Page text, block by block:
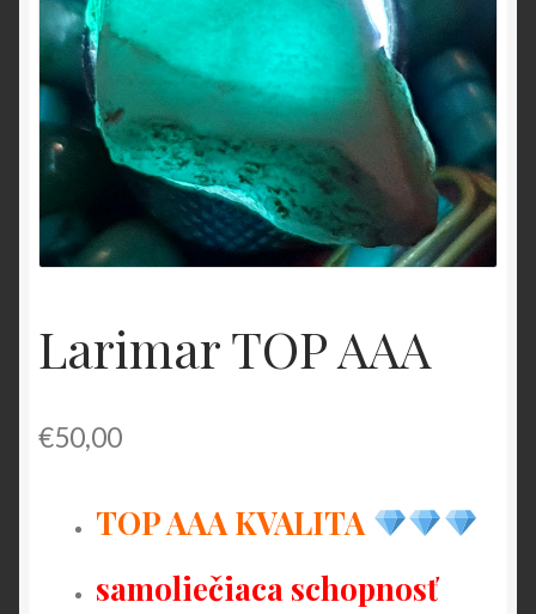
O nás
OBCHODNÉ PODMIENKY
Zásady ochrany osobných údajov
Larimar TOP AAA
€50,00
TOP AAA KVALITA
samoliečiaca schopnosť